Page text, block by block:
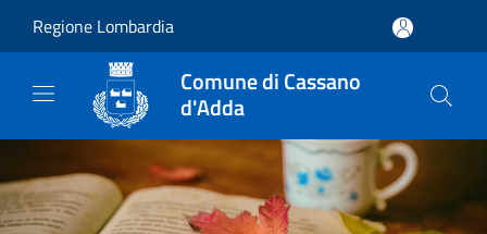
Regione Lombardia
Comune di Cassano
d'Adda